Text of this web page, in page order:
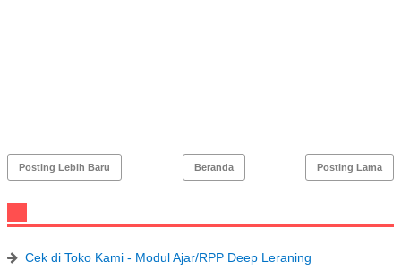
Posting Lebih Baru Posting Lama
Beranda
Cek di Toko Kami - Modul Ajar/RPP Deep Leraning